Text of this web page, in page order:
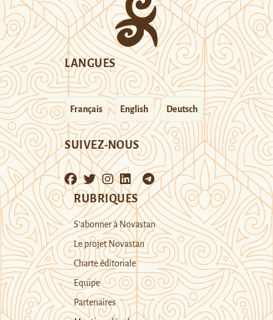
LANGUES
Français English Deutsch
SUIVEZ-NOUS
RUBRIQUES
S’abonner à Novastan
Le projet Novastan
Charte éditoriale
Equipe
Partenaires